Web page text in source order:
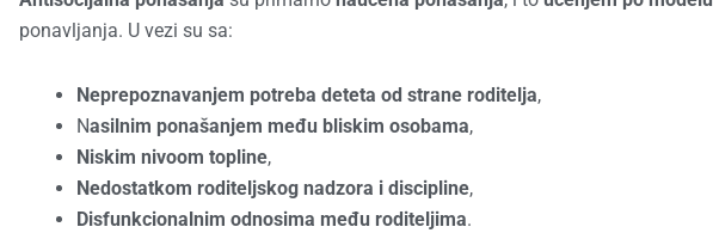
ponavljanja. U vezi su sa:
Neprepoznavanjem potreba deteta od strane roditelja,
Nasilnim ponašanjem među bliskim osobama,
Niskim nivoom topline,
Nedostatkom roditeljskog nadzora i discipline,
Disfunkcionalnim odnosima među roditeljima.